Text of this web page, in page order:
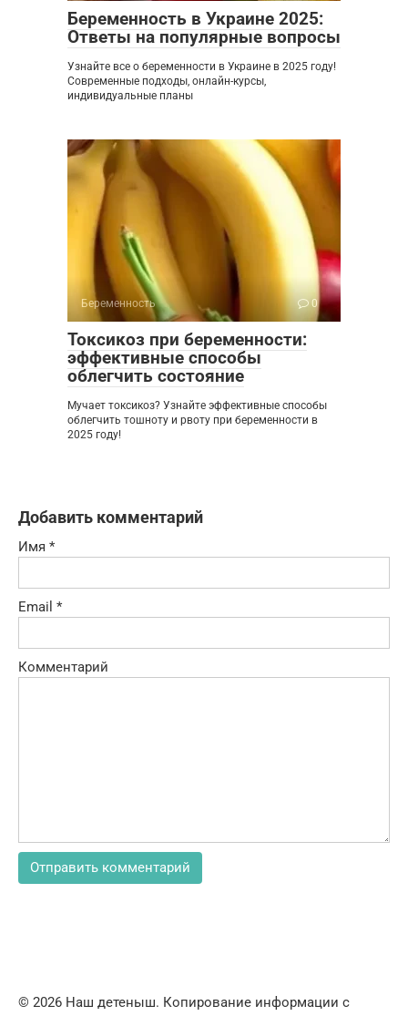
Беременность в Украине 2025:
Ответы на популярные вопросы
Узнайте все о беременности в Украине в 2025 году!
Современные подходы, онлайн-курсы,
индивидуальные планы
Беременность 0
Токсикоз при беременности:
эффективные способы
облегчить состояние
Мучает токсикоз? Узнайте эффективные способы
облегчить тошноту и рвоту при беременности в
2025 году!
Добавить комментарий
Имя *
Email *
Комментарий
© 2026 Наш детеныш. Копирование информации с